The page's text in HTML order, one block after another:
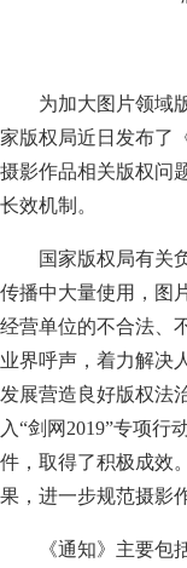
为加大图片领域版
家版权局近日发布了
摄影作品相关版权问
长效机制。
国家版权局有关负
传播中大量使用，图
经营单位的不合法、
业界呼声，着力解决
发展营造良好版权法
入“剑网2019”专项行
件，取得了积极成效
果，进一步规范摄影
《通知》主要包括